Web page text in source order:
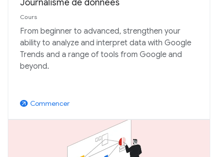
Journalisme de données
Cours
From beginner to advanced, strengthen your
ability to analyze and interpret data with Google
Trends and a range of tools from Google and
beyond.
arrow_outward Commencer